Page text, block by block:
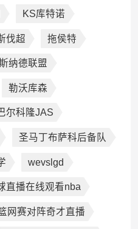
KS库特诺
伐超 拖侯特
纳德联盟
勒沃库森
尔科隆JAS
圣马丁布萨科后备队
wevslgd
直播在线观看nba
网赛对阵奇才直播